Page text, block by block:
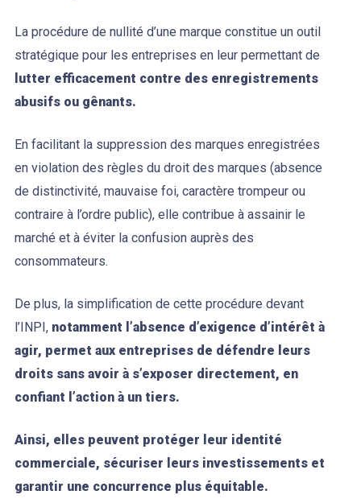
La procédure de nullité d’une marque constitue un outil
stratégique pour les entreprises en leur permettant de
lutter efficacement contre des enregistrements
abusifs ou gênants.
En facilitant la suppression des marques enregistrées
en violation des règles du droit des marques (absence
de distinctivité, mauvaise foi, caractère trompeur ou
contraire à l’ordre public), elle contribue à assainir le
marché et à éviter la confusion auprès des
consommateurs.
De plus, la simplification de cette procédure devant
l’INPI, notamment l’absence d’exigence d’intérêt à
agir, permet aux entreprises de défendre leurs
droits sans avoir à s’exposer directement, en
confiant l’action à un tiers.
Ainsi, elles peuvent protéger leur identité
commerciale, sécuriser leurs investissements et
garantir une concurrence plus équitable.